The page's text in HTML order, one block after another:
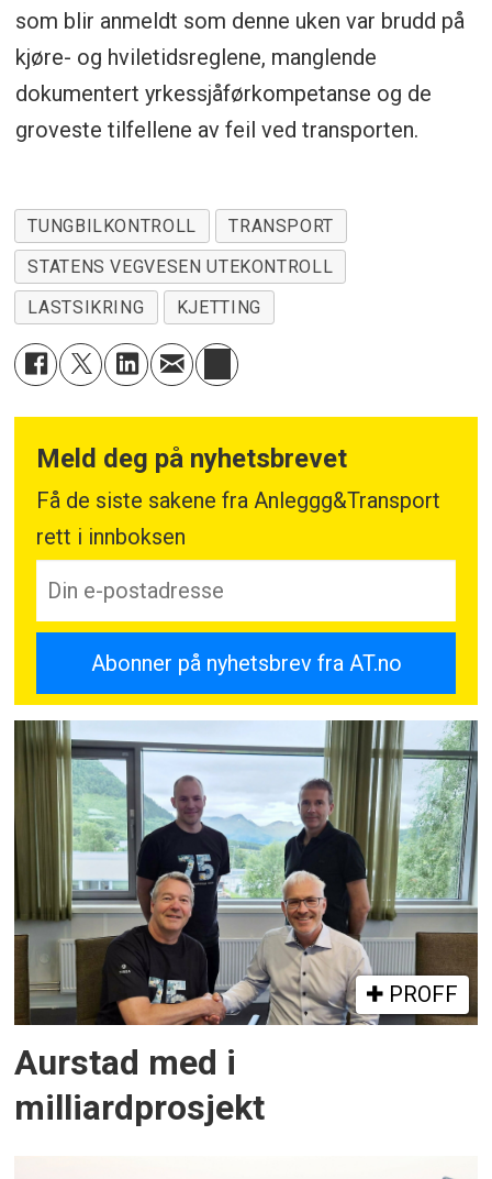
som blir anmeldt som denne uken var brudd på
kjøre- og hviletidsreglene, manglende
dokumentert yrkessjåførkompetanse og de
groveste tilfellene av feil ved transporten.
TUNGBILKONTROLL
TRANSPORT
STATENS VEGVESEN UTEKONTROLL
LASTSIKRING
KJETTING
Meld deg på nyhetsbrevet
Få de siste sakene fra Anleggg&Transport
rett i innboksen
PROFF
Aurstad med i
milliardprosjekt